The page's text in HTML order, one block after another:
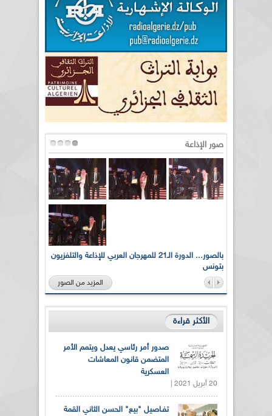
صور الإذاعة
بالصور... الدورة الـ21 للمهرجان العربي للإذاعة والتلفزيون
بتونس
المزيد من الصور
الأكثر قراءة
صدور أمر رئاسي يعدل ويتمم الأمر
المتضمن قانون المعاشات
العسكرية
20 أبريل 2021 |
تفـاصيل "بيع" الحسن الثاني القمة